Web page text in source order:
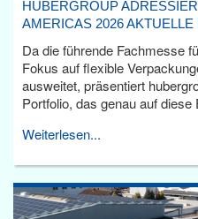
HUBERGROUP
AMERICAS 2026
Da die führende Fachmesse
Fokus auf flexible
ausweitet, präsentiert
Portfolio, das genau auf
Weiterlesen...